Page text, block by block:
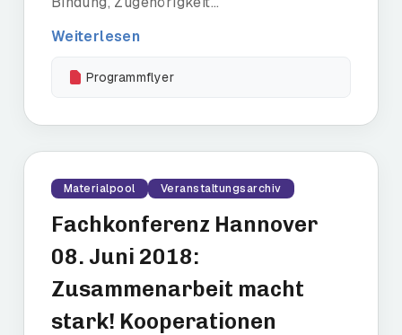
Weiterlesen
Programmflyer
Materialpool Veranstaltungsarchiv
Fachkonferenz Hannover
08. Juni 2018:
Zusammenarbeit macht
stark! Kooperationen